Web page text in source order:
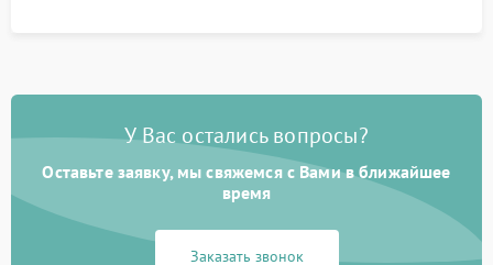
У Вас остались вопросы?
Оставьте заявку, мы свяжемся с Вами в ближайшее
время
Заказать звонок